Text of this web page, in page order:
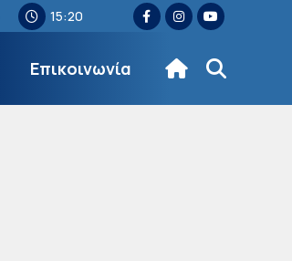
15:20
Επικοινωνία